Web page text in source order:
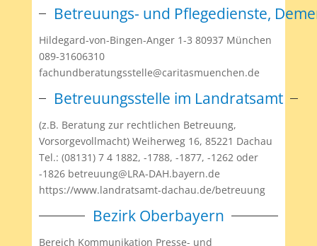
Betreuungs- und Pflegedienste,
Hildegard-von-Bingen-Anger 1-3 80937 München
089-31606310
fachundberatungsstelle@caritasmuenchen.de
Betreuungsstelle im Landratsamt
(z.B. Beratung zur rechtlichen Betreuung,
Vorsorgevollmacht) Weiherweg 16, 85221 Dachau
Tel.: (08131) 7 4 1882, -1788, -1877, -1262 oder
-1826 betreuung@LRA-DAH.bayern.de
https://www.landratsamt-dachau.de/betreuung
Bezirk Oberbayern
Bereich Kommunikation Presse- und